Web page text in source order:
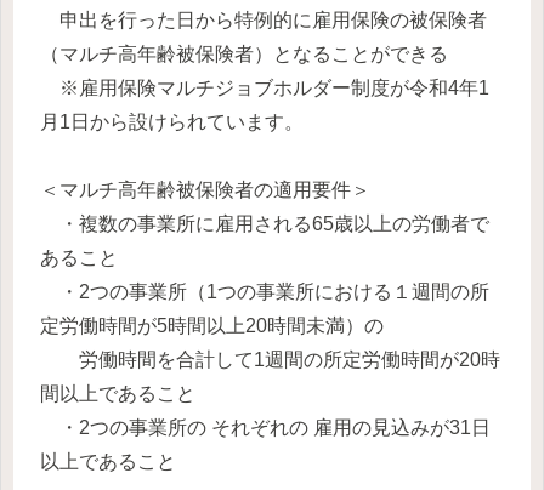
申出を行った日から特例的に雇用保険の被保険者
（マルチ高年齢被保険者）となることができる
※雇用保険マルチジョブホルダー制度が令和4年1
月1日から設けられています。
＜マルチ高年齢被保険者の適用要件＞
・複数の事業所に雇用される65歳以上の労働者で
あること
・2つの事業所（1つの事業所における１週間の所
定労働時間が5時間以上20時間未満）の
労働時間を合計して1週間の所定労働時間が20時
間以上であること
・2つの事業所の それぞれの 雇用の見込みが31日
以上であること